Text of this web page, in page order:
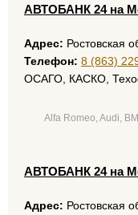
AВТОБАНК 24 на
Адрес: Ростовская
Телефон: 8 (863)
ОСАГО, КАСКО,
Alfa Romeo, Audi,
AВТОБАНК 24 на
Адрес: Ростовская